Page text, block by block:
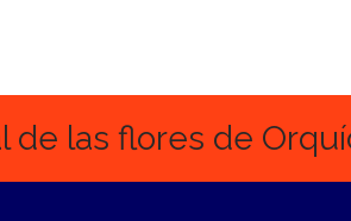
Para
de las flores de